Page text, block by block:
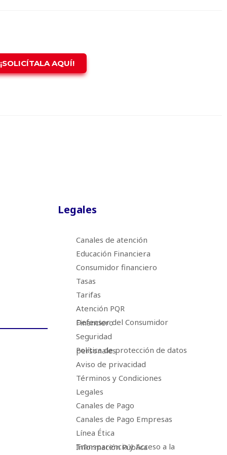
¡SOLICÍTALA AQUÍ!
Legales
Canales de atención
Educación Financiera
Consumidor financiero
Tasas
Tarifas
Atención PQR
Defensor del Consumidor Financiero
Seguridad
Política de protección de datos personales
Aviso de privacidad
Términos y Condiciones
Legales
Canales de Pago
Canales de Pago Empresas
Línea Ética
Transparencia y Acceso a la Información Pública